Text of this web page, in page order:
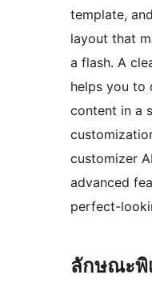
template,
layout that
a flash. A
helps you to
content in a
customizer
advanced
perfect-
ลักษณะพิ